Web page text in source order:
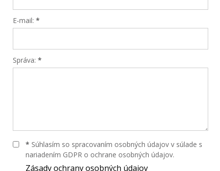
E-mail:*
Správa:*
* Súhlasím so spracovaním osobných údajov v súlade s
nariadením GDPR o ochrane osobných údajov.
Zásady ochrany osobných údajov